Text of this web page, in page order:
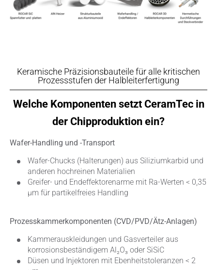
Keramische Präzisionsbauteile für alle kritischen
Prozessstufen der Halbleiterfertigung
Welche Komponenten setzt CeramTec in
der Chipproduktion ein?
Wafer-Handling und -Transport
Wafer-Chucks (Halterungen) aus Siliziumkarbid und
anderen hochreinen Materialien
Greifer- und Endeffektorenarme mit Ra-Werten < 0,35
μm für partikelfreies Handling
Prozesskammerkomponenten (CVD/PVD/Ätz-Anlagen)
Kammerauskleidungen und Gasverteiler aus
korrosionsbeständigem Al₂O₃ oder SiSiC
Düsen und Injektoren mit Ebenheitstoleranzen < 2